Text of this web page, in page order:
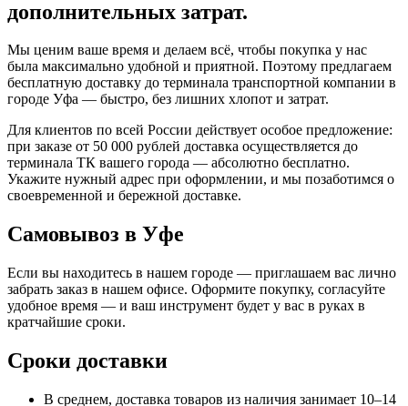
дополнительных затрат.
Мы ценим ваше время и делаем всё, чтобы покупка у нас
была максимально удобной и приятной. Поэтому предлагаем
бесплатную доставку до терминала транспортной компании в
городе Уфа — быстро, без лишних хлопот и затрат.
Для клиентов по всей России действует особое предложение:
при заказе от 50 000 рублей доставка осуществляется до
терминала ТК вашего города — абсолютно бесплатно.
Укажите нужный адрес при оформлении, и мы позаботимся о
своевременной и бережной доставке.
Самовывоз в Уфе
Если вы находитесь в нашем городе — приглашаем вас лично
забрать заказ в нашем офисе. Оформите покупку, согласуйте
удобное время — и ваш инструмент будет у вас в руках в
кратчайшие сроки.
Сроки доставки
В среднем, доставка товаров из наличия занимает 10–14